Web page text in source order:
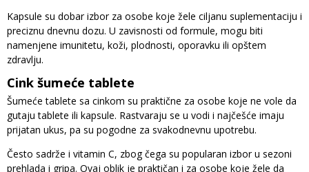
Kapsule su dobar izbor za osobe koje žele ciljanu suplementaciju i
preciznu dnevnu dozu. U zavisnosti od formule, mogu biti
namenjene imunitetu, koži, plodnosti, oporavku ili opštem
zdravlju.
Cink šumeće tablete
Šumeće tablete sa cinkom su praktične za osobe koje ne vole da
gutaju tablete ili kapsule. Rastvaraju se u vodi i najčešće imaju
prijatan ukus, pa su pogodne za svakodnevnu upotrebu.
Često sadrže i vitamin C, zbog čega su popularan izbor u sezoni
prehlada i gripa. Ovaj oblik je praktičan i za osobe koje žele da